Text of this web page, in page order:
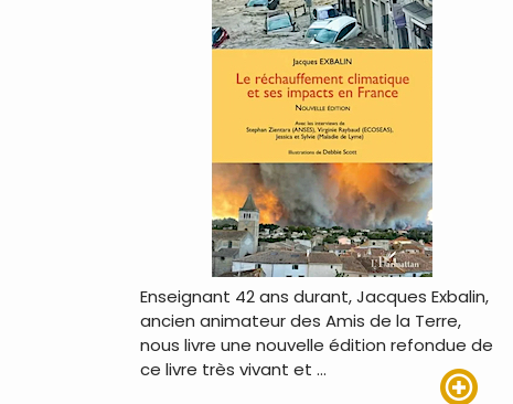
Enseignant 42 ans durant, Jacques Exbalin,
ancien animateur des Amis de la Terre,
nous livre une nouvelle édition refondue de
ce livre très vivant et …